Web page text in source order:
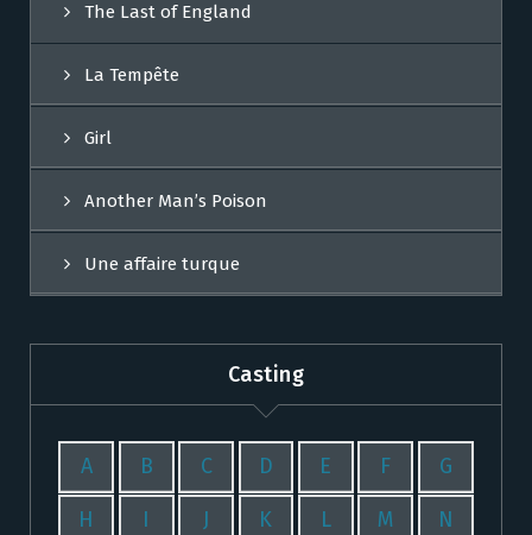
The Last of England
La Tempête
Girl
Another Man’s Poison
Une affaire turque
Casting
A B C D E F G
H I J K L M N